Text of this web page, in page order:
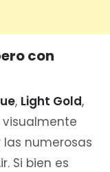
con
, Light Gold,
visualmente
numerosas
Si bien es